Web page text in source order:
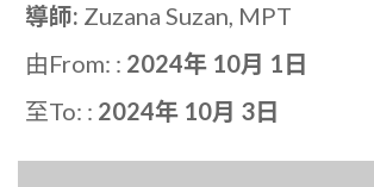
導師: Zuzana Suzan, MPT
由From: : 2024年 10月 1日
至To: : 2024年 10月 3日